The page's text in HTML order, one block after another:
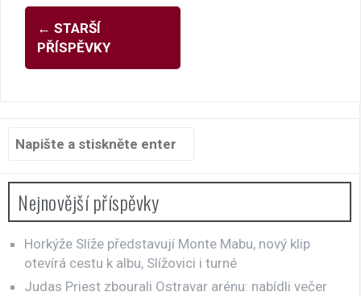
Navigace
pro
příspěvky
← STARŠÍ
PŘÍSPĚVKY
Hledat:
Nejnovější příspěvky
Horkýže Slíže představují Monte Mabu, nový klip
otevírá cestu k albu, Slížovici i turné
Judas Priest zbourali Ostravar arénu: nabídli večer